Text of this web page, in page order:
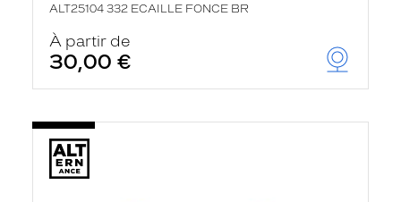
ALT25104 332 ECAILLE FONCE BR
À partir de
30,00 €